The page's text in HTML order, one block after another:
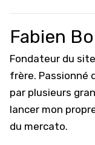
Fabien
Fondateur du
frère. Passionné
par plusieurs
lancer mon
du mercato.